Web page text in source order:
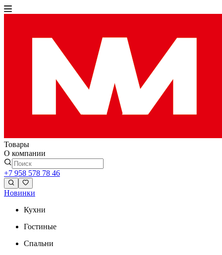
Товары
О компании
+7 958 578 78 46
Новинки
Кухни
Гостиные
Спальни